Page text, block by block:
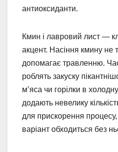
антиоксиданти.
Кмин і лавровий лист —
акцент. Насіння кмину не
допомагає травленню.
роблять закуску
м’яса чи горілки в
додають невелику
для прискорення
варіант обходиться без